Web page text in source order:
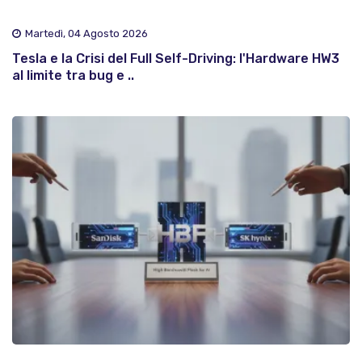
Martedì, 04 Agosto 2026
Tesla e la Crisi del Full Self-Driving: l'Hardware HW3
al limite tra bug e ..